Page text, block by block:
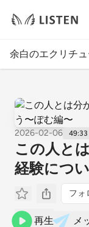
余白のエクリチ
2026-02-06 49:33
この人と
経験につ
フォ
再生 メ